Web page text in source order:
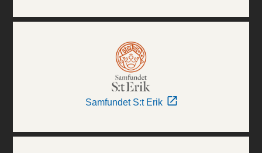
Samfundet S:t Erik